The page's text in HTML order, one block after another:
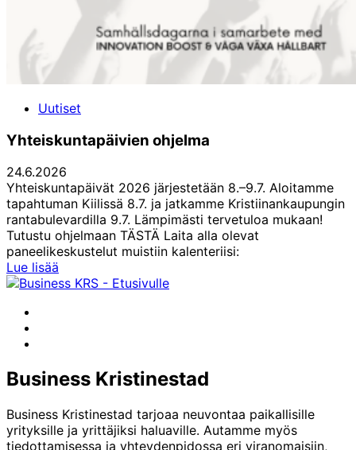
Uutiset
Yhteiskuntapäivien ohjelma
24.6.2026
Yhteiskuntapäivät 2026 järjestetään 8.–9.7. Aloitamme
tapahtuman Kiilissä 8.7. ja jatkamme Kristiinankaupungin
rantabulevardilla 9.7. Lämpimästi tervetuloa mukaan!
Tutustu ohjelmaan TÄSTÄ Laita alla olevat
paneelikeskustelut muistiin kalenteriisi:
Lue lisää
ohjelma
Business Kristinestad
Business Kristinestad tarjoaa neuvontaa paikallisille
yrityksille ja yrittäjiksi haluaville. Autamme myös
tiedottamisessa ja yhteydenpidossa eri viranomaisiin,